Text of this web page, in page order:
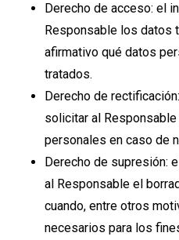
Derecho de acceso: el
Responsable los datos
afirmativo qué datos
tratados.
Derecho de
solicitar al
personales en caso de
Derecho de supresión:
al Responsable el
cuando, entre otros
necesarios para los